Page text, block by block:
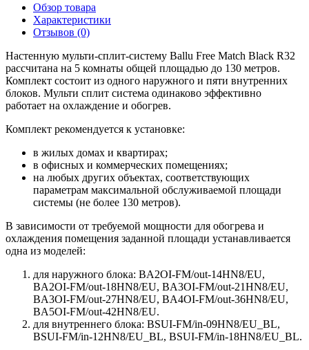
Обзор товара
Характеристики
Отзывов (0)
Настенную мульти-сплит-систему Ballu Free Match Black R32
рассчитана на 5 комнаты общей площадью до 130 метров.
Комплект состоит из одного наружного и пяти внутренних
блоков. Мульти сплит система одинаково эффективно
работает на охлаждение и обогрев.
Комплект рекомендуется к установке:
в жилых домах и квартирах;
в офисных и коммерческих помещениях;
на любых других объектах, соответствующих
параметрам максимальной обслуживаемой площади
системы (не более 130 метров).
В зависимости от требуемой мощности для обогрева и
охлаждения помещения заданной площади устанавливается
одна из моделей:
для наружного блока: BA2OI-FM/out-14HN8/EU,
BA2OI-FM/out-18HN8/EU, BA3OI-FM/out-21HN8/EU,
BA3OI-FM/out-27HN8/EU, BA4OI-FM/out-36HN8/EU,
BA5OI-FM/out-42HN8/EU.
для внутреннего блока: BSUI-FM/in-09HN8/EU_BL,
BSUI-FM/in-12HN8/EU_BL, BSUI-FM/in-18HN8/EU_BL.